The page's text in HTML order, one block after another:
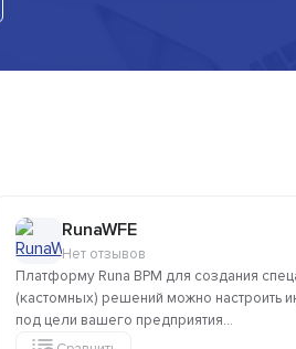
RunaWFE
Нет отзывов
Платформу Runa BPM для создания
(кастомных) решений можно настроить
под цели вашего предприятия...